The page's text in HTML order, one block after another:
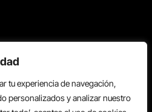
tu experiencia de navegación,
personalizados y analizar nuestro
los derechos reservados.